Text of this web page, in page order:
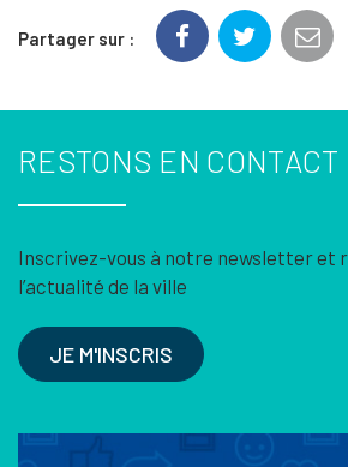
Partager sur :
RESTONS EN CONTACT
Inscrivez-vous à notre newsletter et
l’actualité de la ville
JE M'INSCRIS